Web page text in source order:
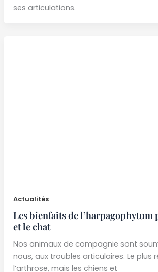
ses articulations.
Actualités
Les bienfaits de l’harpagophytum
et le chat
Nos animaux de compagnie sont
nous, aux troubles articulaires. Le plus
l’arthrose, mais les chiens et